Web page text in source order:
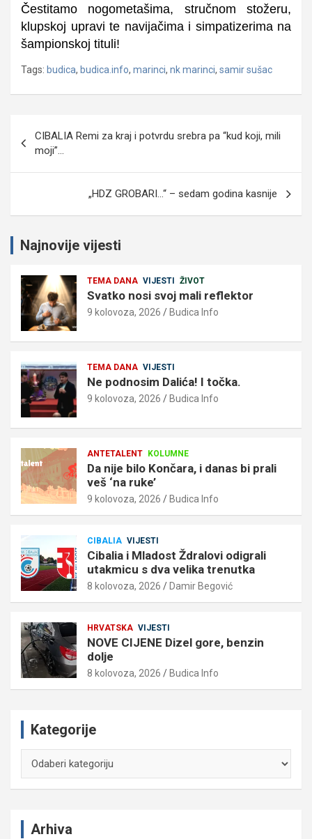
Čestitamo nogometašima, stručnom stožeru,
klupskoj upravi te navijačima i simpatizerima na
šampionskoj tituli!
Tags: budica, budica.info, marinci, nk marinci, samir sušac
objava
CIBALIA Remi za kraj i potvrdu srebra pa “kud koji, mili
moji”…
„HDZ GROBARI…“ – sedam godina kasnije
Najnovije vijesti
TEMA DANA VIJESTI ŽIVOT
Svatko nosi svoj mali reflektor
9 kolovoza, 2026 Budica Info
TEMA DANA VIJESTI
Ne podnosim Dalića! I točka.
9 kolovoza, 2026 Budica Info
ANTETALENT KOLUMNE
Da nije bilo Končara, i danas bi prali
veš ‘na ruke’
9 kolovoza, 2026 Budica Info
CIBALIA VIJESTI
Cibalia i Mladost Ždralovi odigrali
utakmicu s dva velika trenutka
8 kolovoza, 2026 Damir Begović
HRVATSKA VIJESTI
NOVE CIJENE Dizel gore, benzin
dolje
8 kolovoza, 2026 Budica Info
Kategorije
Arhiva